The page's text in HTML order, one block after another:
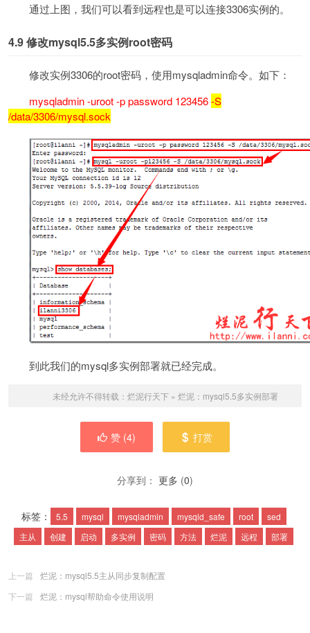
通过上图，我们可以看到远程也是可以连接3306实例的。
4.9修改mysql5.5多实例root密码
修改实例3306的root密码，使用mysqladmin命令。如下：
mysqladmin -uroot -p password 123456-S
/data/3306/mysql.sock
到此我们的mysql多实例部署就已经完成。
未经允许不得转载： 烂泥行天下 » 烂泥：mysql5.5多实例部署
赞 (4) 打赏
分享到： 更多 (0)
标签： 5.5 mysql mysqladmin mysqld_safe root
sed
主从
创建 启动 多实例 密码 方法 烂泥 远程 部署
上一篇
烂泥：mysql5.5主从同步复制配置
下一篇
烂泥：mysql帮助命令使用说明